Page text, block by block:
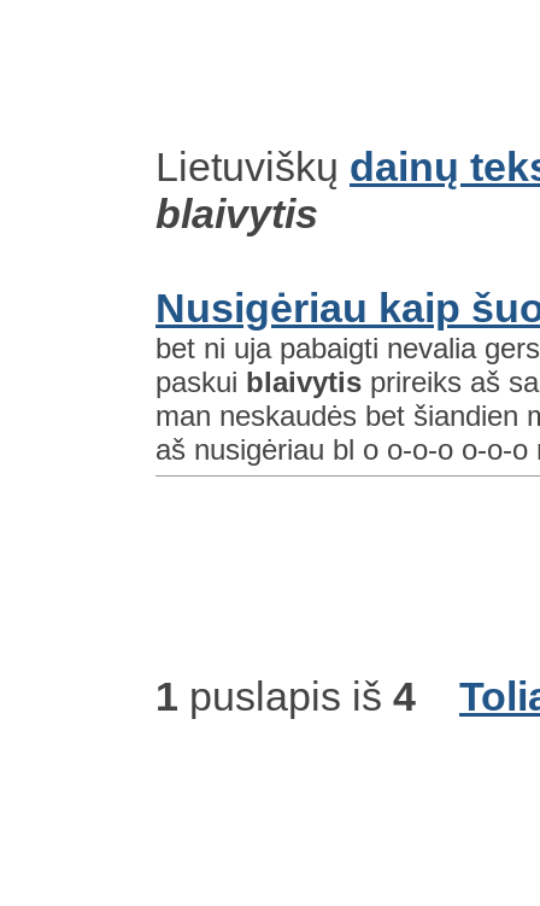
Lietuviškų dainų
blaivytis
Nusigėriau kaip
bet ni uja pabaigti nevalia
paskui blaivytis prireiks aš
man neskaudės bet šiandien
aš nusigėriau bl o o-o-o o-o-o
1 puslapis iš 4